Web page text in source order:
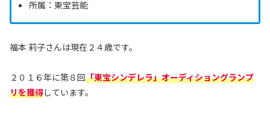
所属：東宝芸能
福本 莉子さんは現在２４歳です。
２０１６年に第８回「東宝シンデレラ」オーディショングランプ
リを獲得しています。